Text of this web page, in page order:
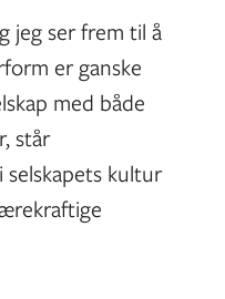
jeg ser frem til å
er ganske
med både
står
kultur